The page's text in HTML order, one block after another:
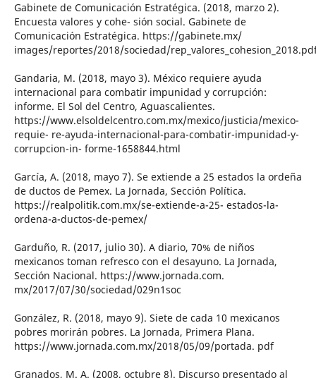
Gabinete de Comunicación Estratégica. (2018, marzo 2).
Encuesta valores y cohe- sión social. Gabinete de
Comunicación Estratégica. https://gabinete.mx/
images/reportes/2018/sociedad/
Gandaria, M. (2018, mayo 3). México requiere ayuda
internacional para combatir impunidad y corrupción:
informe. El Sol del Centro, Aguascalientes.
https://www.elsoldelcentro.com.mx/mexico/justicia/mexico-
requie- re-ayuda-internacional-para-combatir-impunidad-y-
corrupcion-in- forme-1658844.html
García, A. (2018, mayo 7). Se extiende a 25 estados la ordeña
de ductos de Pemex. La Jornada, Sección Política.
https://realpolitik.com.mx/se-extiende-a-25- estados-la-
ordena-a-ductos-de-pemex/
Garduño, R. (2017, julio 30). A diario, 70% de niños
mexicanos toman refresco con el desayuno. La Jornada,
Sección Nacional. https://www.jornada.com.
mx/2017/07/30/sociedad/029n1soc
González, R. (2018, mayo 9). Siete de cada 10 mexicanos
pobres morirán pobres. La Jornada, Primera Plana.
https://www.jornada.com.mx/2018/05/09/portada. pdf
Granados, M. A. (2008, octubre 8). Discurso presentado al